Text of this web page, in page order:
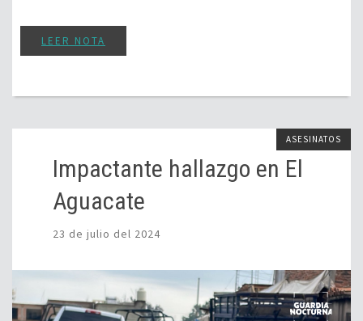
LEER NOTA
ASESINATOS
Impactante hallazgo en El
Aguacate
23 de julio del 2024